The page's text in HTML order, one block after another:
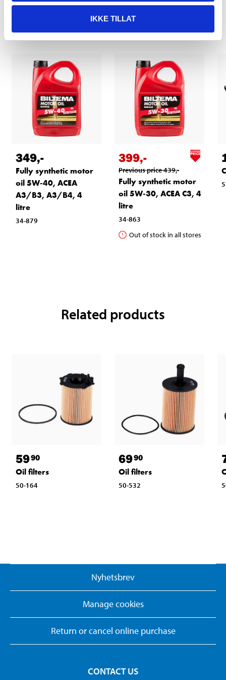
IKKE TILLAT
Other customers also bought
349,-
Fully synthetic motor
oil 5W-40, ACEA
A3/B3, A3/B4, 4
litre
34-879
399,-
Previous price439,-
Fully synthetic motor
oil 5W-30, ACEA C3, 4
litre
34-863
Out of stock in all stores
Related products
5990
Oil filters
50-164
6990
Oil filters
50-532
Nyhetsbrev
Manage cookies
Return or cancel online purchase
CONTACT US